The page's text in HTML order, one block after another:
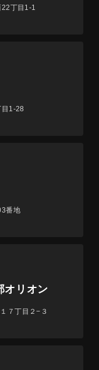
丁目1-1
1-28
番地
オリオン
７丁目２−３